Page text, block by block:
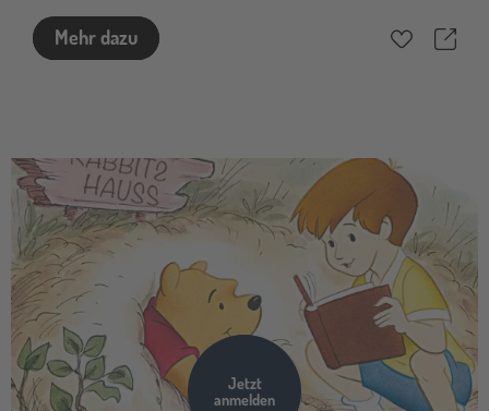
Mehr dazu Merkzettel
Jetzt
anmelden